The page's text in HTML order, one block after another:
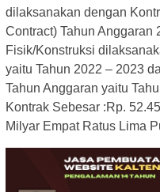
dilaksanakan dengan
Contract) Tahun Anggaran
Fisik/Konstruksi
yaitu Tahun 2022 – 2023
Tahun Anggaran yaitu
Kontrak Sebesar :Rp.
Milyar Empat Ratus Lima